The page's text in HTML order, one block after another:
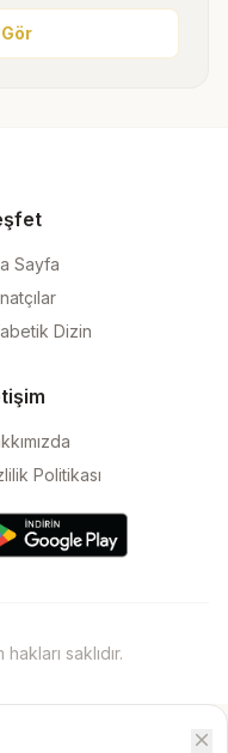
Sayfa
Dizin
Politikası
saklıdır.
close